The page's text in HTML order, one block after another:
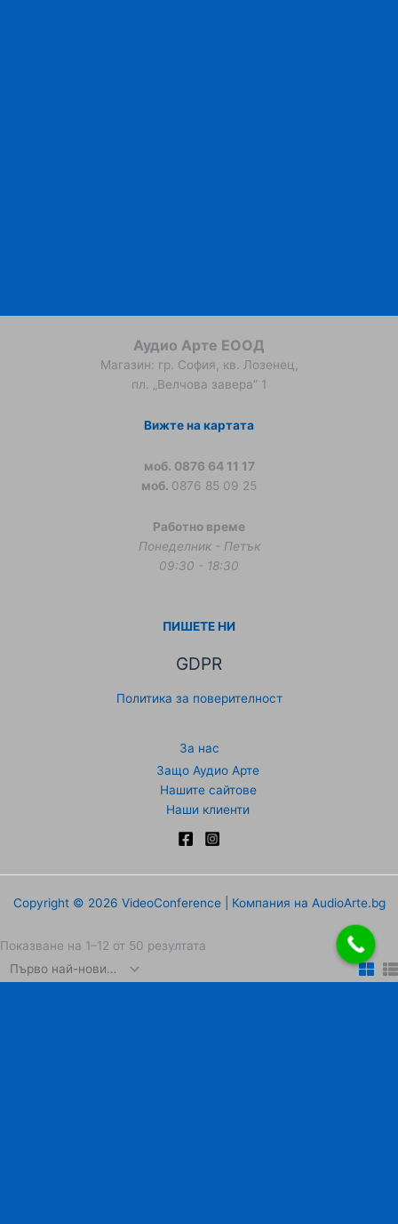
Показване на 1–12 от 50 резултата
latest
Аудио Арте ЕООД
Магазин: гр. София, кв. Лозенец,
пл. „Велчова завера” 1
Вижте на картата
моб. 0876 64 11 17
моб. 0876 85 09 25
Работно време
Понеделник - Петък
09:30 - 18:30
ПИШЕТЕ НИ
GDPR
Политика за поверителност
За нас
Защо Аудио Арте
Нашите сайтове
Наши клиенти
Copyright © 2026 VideoConference | Компания на AudioArte.bg